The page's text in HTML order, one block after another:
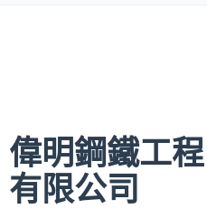
偉明鋼鐵工程
有限公司